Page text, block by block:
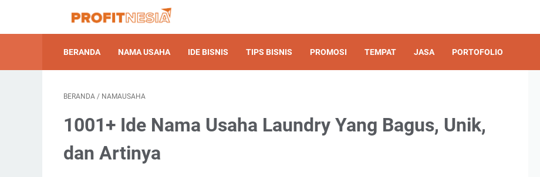
BERANDA NAMA USAHA IDE BISNIS TIPS BISNIS PROMOSI TEMPAT JASA PORTOFOLIO
BERANDA / NAMAUSAHA
1001+ Ide Nama Usaha Laundry Yang Bagus, Unik,
dan Artinya